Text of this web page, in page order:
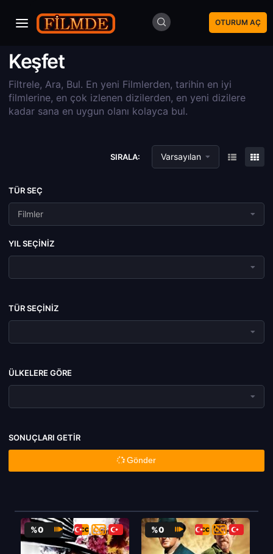
OTURUM AÇ
Keşfet
Filtrele, Ara, Bul. En yeni Filmlerden, tarihin en iyi
filmlerine, en çok izlenen dizilerden, en yeni dizilere
kadar sana en uygun olanı kolayca bul.
SIRALA: Varsayılan
TÜR SEÇ
Filmler
YIL SEÇINIZ
TÜR SEÇINIZ
ÜLKELERE GÖRE
SONUÇLARI GETIR
Gönder
%0 %0